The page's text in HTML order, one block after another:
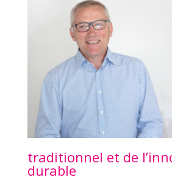
traditionnel et de
durable